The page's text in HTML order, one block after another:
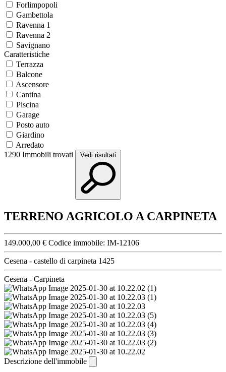
Forlimpopoli
Gambettola
Ravenna 1
Ravenna 2
Savignano
Caratteristiche
Terrazza
Balcone
Ascensore
Cantina
Piscina
Garage
Posto auto
Giardino
Arredato
1290 Immobili trovati Vedi risultati
TERRENO AGRICOLO A CARPINETA
149.000,00 € Codice immobile: IM-12106
Cesena - castello di carpineta 1425
Cesena - Carpineta
Descrizione dell'immobile